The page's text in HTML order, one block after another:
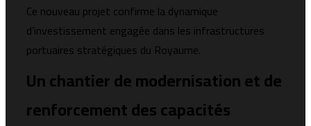
Ce nouveau projet confirme la dynamique
d’investissement engagée dans les infrastructures
portuaires stratégiques du Royaume.
Un chantier de modernisation et de
renforcement des capacités